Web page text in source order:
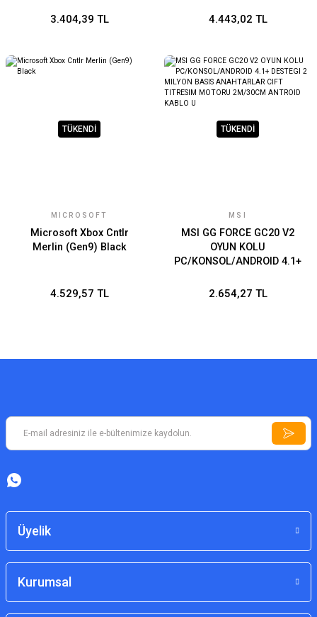
PC/KONSOL/ANDROID 4.1+
TITRESIM
3.404,39 TL 4.443,02 TL
TÜKENDİ
MICROSOFT
Microsoft Xbox Cntlr
Merlin (Gen9) Black
4.529,57 TL
TÜKENDİ
MSI
MSI GG FORCE GC20 V2
OYUN KOLU
PC/KONSOL/ANDROID 4.1+
ANAHTARLAR CIFT
2.654,27 TL
Üyelik
Kurumsal